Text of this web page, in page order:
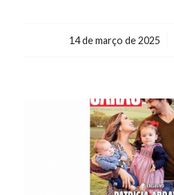
14 de março de 2025
/